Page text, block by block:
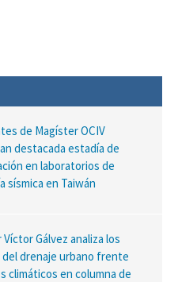
de Magíster OCIV
destacada estadía de
en laboratorios de
sísmica en Taiwán
Gálvez analiza los
drenaje urbano frente
climáticos en columna de